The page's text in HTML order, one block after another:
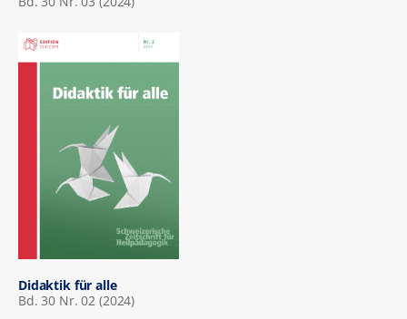
Didaktik für alle
Bd. 30 Nr. 02 (2024)